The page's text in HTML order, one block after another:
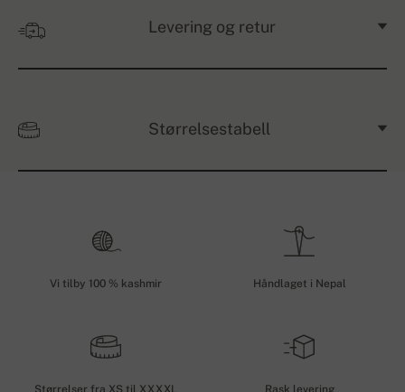
Levering og retur
Størrelsestabell
Vi tilby 100 % kashmir Håndlaget i Nepal